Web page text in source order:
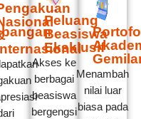
Peluang
Beasiswa
Eksklusif
Akses ke
berbagai
beasiswa
bergengsi
Menambah
nilai luar
biasa pada